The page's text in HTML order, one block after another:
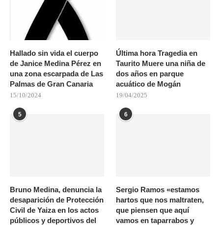
Hallado sin vida el cuerpo
de Janice Medina Pérez en
una zona escarpada de Las
Palmas de Gran Canaria
15/10/2024
Última hora Tragedia en
Taurito Muere una niña de
dos años en parque
acuático de Mogán
19/04/2025
5
Bruno Medina, denuncia la
desaparición de Protección
Civil de Yaiza en los actos
públicos y deportivos del
6
Sergio Ramos «estamos
hartos que nos maltraten,
que piensen que aquí
vamos en taparrabos y